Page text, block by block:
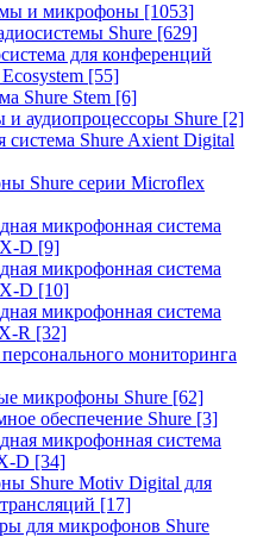
и микрофоны [1053]
Shure [629]
для конференций
[55]
Shure Stem [6]
аудиопроцессоры Shure [2]
система Shure Axient Digital
Shure серии Microflex
микрофонная система
D [9]
микрофонная система
D [10]
микрофонная система
R [32]
мониторинга
микрофоны Shure [62]
обеспечение Shure [3]
микрофонная система
D [34]
Shure Motiv Digital для
[17]
для микрофонов Shure